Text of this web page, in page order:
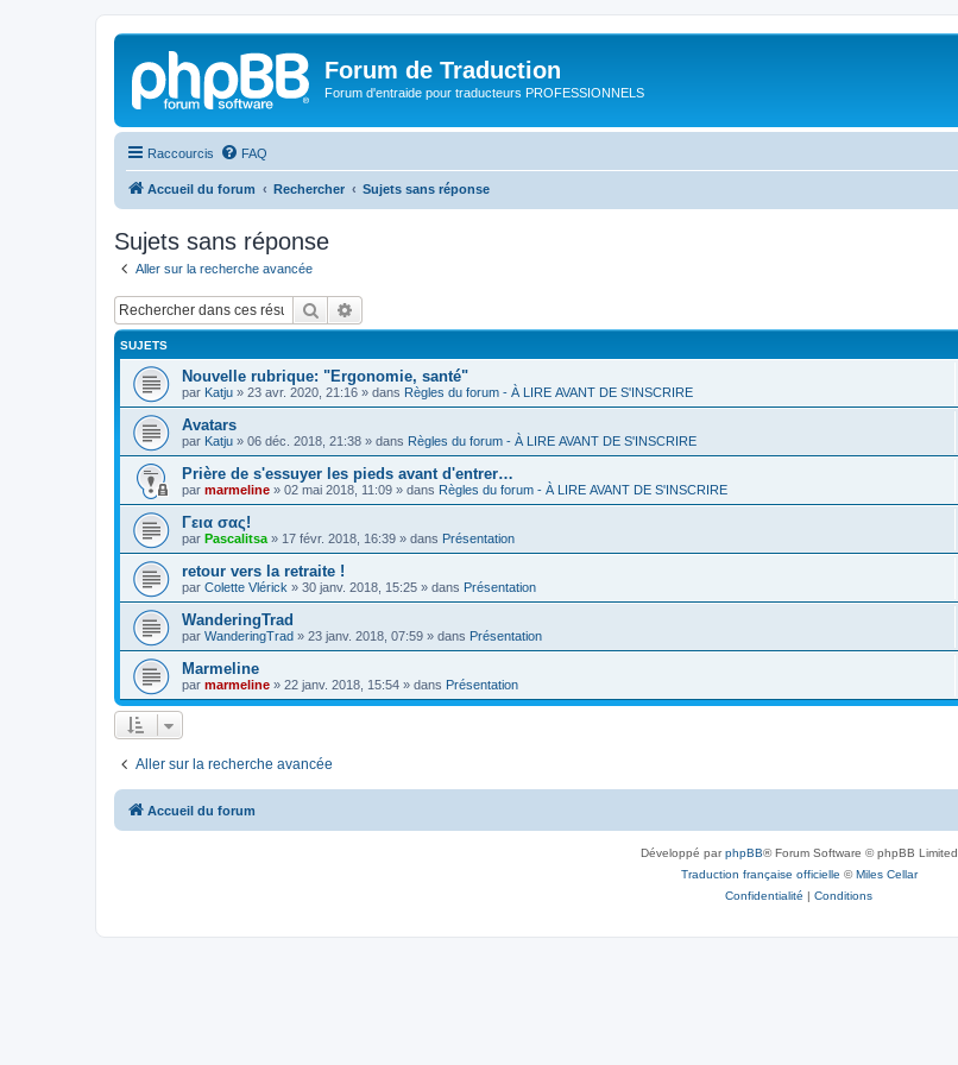
Forum de Traduction
Forum d'entraide pour traducteurs PROFESSIONNELS
Raccourcis FAQ
Accueil du forum Rechercher Sujets sans réponse
Sujets sans réponse
Aller sur la recherche avancée
Rechercher
SUJETS
Nouvelle rubrique: "Ergonomie, santé"
par Katju » 23 avr. 2020, 21:16 » dans Règles du forum - À LIRE AVANT DE S'INSCRIRE
Avatars
par Katju » 06 déc. 2018, 21:38 » dans Règles du forum - À LIRE AVANT DE S'INSCRIRE
Prière de s'essuyer les pieds avant d'entrer…
par marmeline » 02 mai 2018, 11:09 » dans Règles du forum - À LIRE AVANT DE S'INSCRIRE
Γεια σας!
par Pascalitsa » 17 févr. 2018, 16:39 » dans Présentation
retour vers la retraite !
par Colette Vlérick » 30 janv. 2018, 15:25 » dans Présentation
WanderingTrad
par WanderingTrad » 23 janv. 2018, 07:59 » dans Présentation
Marmeline
par marmeline » 22 janv. 2018, 15:54 » dans Présentation
Aller sur la recherche avancée
Accueil du forum
Développé parphpBB® Forum Software © phpBB Limited
Traduction française officielle ©Miles Cellar
Confidentialité | Conditions